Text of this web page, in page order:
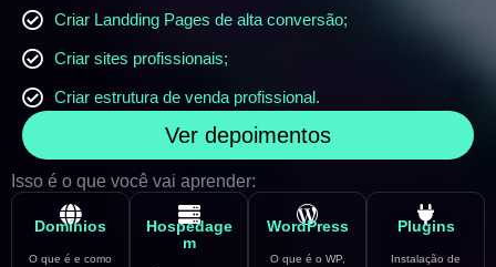
Criar Landding Pages de alta conversão;
Criar sites profissionais;
Criar estrutura de venda profissional.
Ver depoimentos
Isso é o que você vai aprender:
Domínios
O que é e como
Hospedage
m
WordPress
O que é o WP,
Plugins
Instalação de